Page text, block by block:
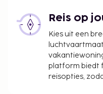
Reis op
Kies uit een
platform biedt
reisopties,